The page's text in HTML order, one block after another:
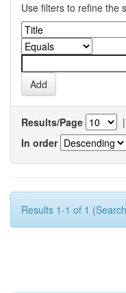
Use filters to refine the
Results/Page |
In order
Results 1-1 of 1